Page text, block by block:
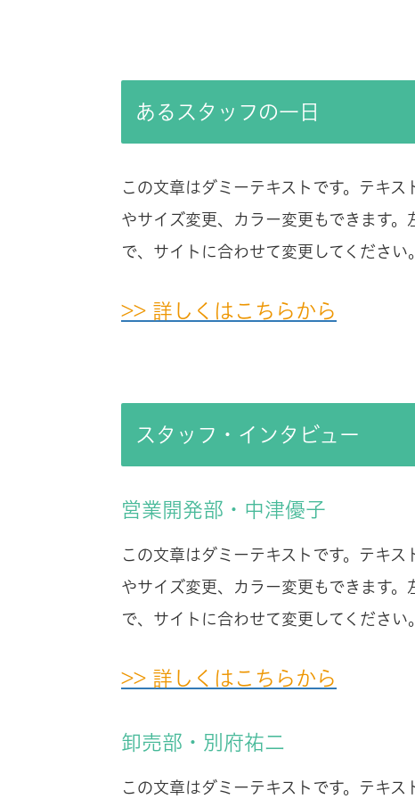
あるスタッフの一日
この文章はダミーテキストです。テキ
やサイズ変更、カラー変更もできます
で、サイトに合わせて変更してください
>> 詳しくはこちらから
スタッフ・インタビュー
営業開発部・中津優子
この文章はダミーテキストです。テキ
やサイズ変更、カラー変更もできます
で、サイトに合わせて変更してください
>> 詳しくはこちらから
卸売部・別府祐二
この文章はダミーテキストです。テキ